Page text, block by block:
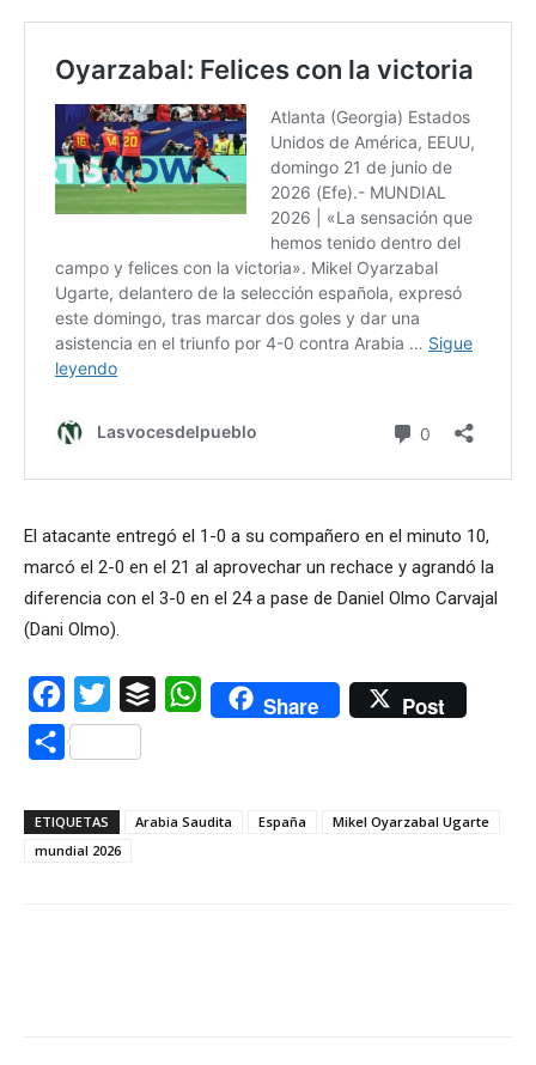
El atacante entregó el 1-0 a su compañero en el minuto 10,
marcó el 2-0 en el 21 al aprovechar un rechace y agrandó la
diferencia con el 3-0 en el 24 a pase de Daniel Olmo Carvajal
(Dani Olmo).
Facebook
Twitter Buffer WhatsAppShare Post
Compartir
ETIQUETAS Arabia Saudita España
Mikel Oyarzabal Ugarte
mundial 2026